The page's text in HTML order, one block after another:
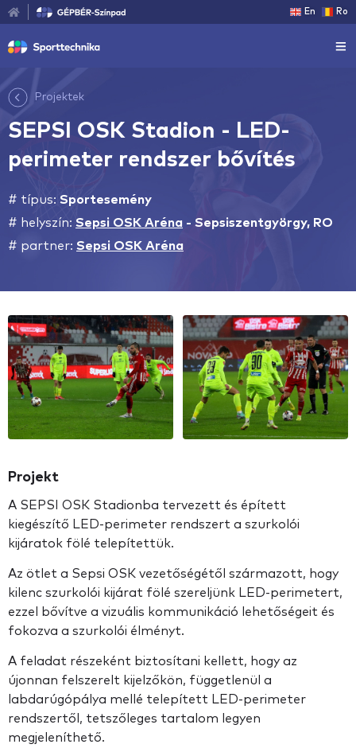
En Ro
Projektek
SEPSI OSK Stadion - LED-
perimeter rendszer bővítés
# típus: Sportesemény
# helyszín: Sepsi OSK Aréna - Sepsiszentgyörgy, RO
# partner: Sepsi OSK Aréna
Projekt
A SEPSI OSK Stadionba tervezett és épített
kiegészítő LED-perimeter rendszert a szurkolói
kijáratok fölé telepítettük.
Az ötlet a Sepsi OSK vezetőségétől származott, hogy
kilenc szurkolói kijárat fölé szereljünk LED-perimetert,
ezzel bővítve a vizuális kommunikáció lehetőségeit és
fokozva a szurkolói élményt.
A feladat részeként biztosítani kellett, hogy az
újonnan felszerelt kijelzőkön, függetlenül a
labdarúgópálya mellé telepített LED-perimeter
rendszertől, tetszőleges tartalom legyen
megjeleníthető.